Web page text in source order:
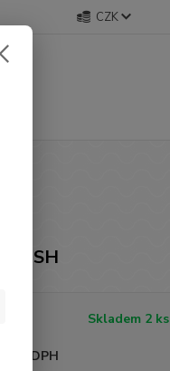
CZK
Skladem 2 ks
DPH